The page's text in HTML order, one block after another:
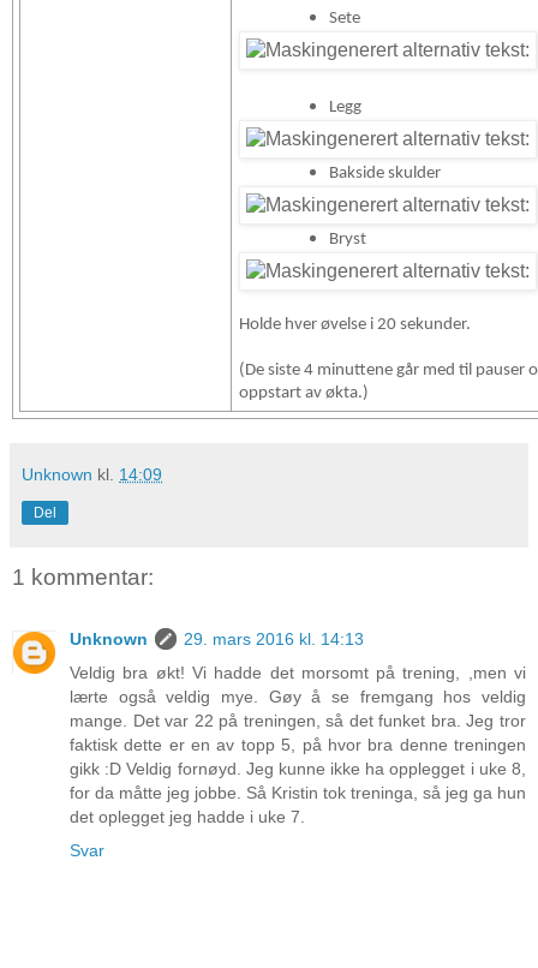
Sete
Legg
Bakside skulder
Bryst
Holde hver øvelse i 20 sekunder.
(De siste 4 minuttene går med til pauser
oppstart av økta.)
Unknown kl. 14:09
Del
1 kommentar:
Unknown
29. mars 2016 kl. 14:13
Veldig bra økt! Vi hadde det morsomt på trening, ,men vi
lærte også veldig mye. Gøy å se fremgang hos veldig
mange. Det var 22 på treningen, så det funket bra. Jeg tror
faktisk dette er en av topp 5, på hvor bra denne treningen
gikk :D Veldig fornøyd. Jeg kunne ikke ha opplegget i uke 8,
for da måtte jeg jobbe. Så Kristin tok treninga, så jeg ga hun
det oplegget jeg hadde i uke 7.
Svar